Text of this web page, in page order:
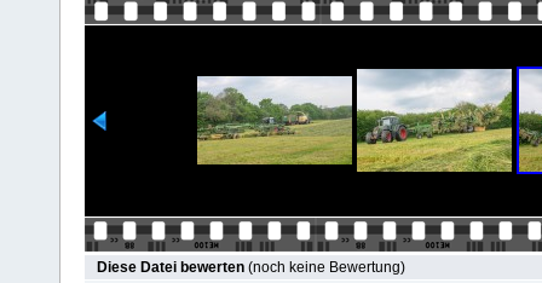
Diese Datei bewerten (noch keine Bewertung)